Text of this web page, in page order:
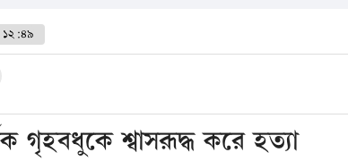
১২:৪৯
গৃহবধুকে শ্বাসরূদ্ধ করে হত্যা